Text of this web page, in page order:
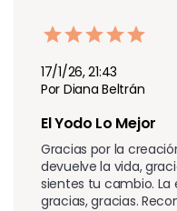
17/1/26, 21:43
Por Diana Beltrán
El Yodo Lo Mejor
Gracias por la
devuelve la vida,
sientes tu cambio. La
gracias, gracias.